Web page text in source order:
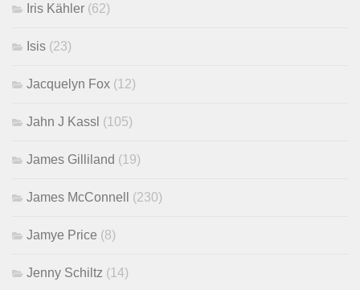
Iris Kähler (62)
Isis (23)
Jacquelyn Fox (12)
Jahn J Kassl (105)
James Gilliland (19)
James McConnell (230)
Jamye Price (8)
Jenny Schiltz (14)